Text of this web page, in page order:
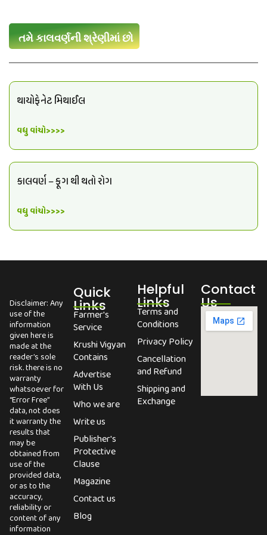
તમે કાલવર્ણની શ્રેણીમાં છો
થાયોફેનેટ મિથાઈલ
વધુ વાંચો>>>>
કાલવર્ણ – ફૂગ થી થતો રોગ
વધુ વાંચો>>>>
Disclaimer: Any
use of the
information
given here is
made at the
reader’s sole
risk. there is no
warranty
whatsoever for
“Error Free”
data, not does
it warranty the
results that
may be
obtained from
use of the
provided data,
or as to the
accuracy,
reliability or
content of any
information
Quick
Links
Farmer's
Service
Krushi Vigyan
Contains
Advertise
With Us
Who we are
Write us
Publisher's
Protective
Clause
Magazine
Contact us
Blog
Helpful
Links
Terms and
Conditions
Privacy Policy
Cancellation
and Refund
Shipping and
Exchange
Contact
Us